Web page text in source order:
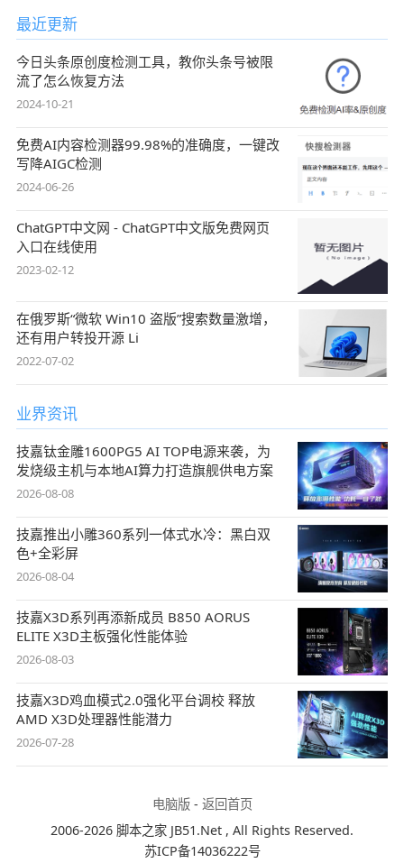
最近更新
今日头条原创度检测工具，教你头条号被限
流了怎么恢复方法
2024-10-21
免费AI内容检测器99.98%的准确度，一键改
写降AIGC检测
2024-06-26
ChatGPT中文网 - ChatGPT中文版免费网页
入口在线使用
2023-02-12
在俄罗斯“微软 Win10 盗版”搜索数量激增，
还有用户转投开源 Li
2022-07-02
业界资讯
技嘉钛金雕1600PG5 AI TOP电源来袭，为
发烧级主机与本地AI算力打造旗舰供电方案
2026-08-08
技嘉推出小雕360系列一体式水冷：黑白双
色+全彩屏
2026-08-04
技嘉X3D系列再添新成员 B850 AORUS
ELITE X3D主板强化性能体验
2026-08-03
技嘉X3D鸡血模式2.0强化平台调校 释放
AMD X3D处理器性能潜力
2026-07-28
电脑版- 返回首页
2006-2026 脚本之家 JB51.Net , All Rights Reserved.
苏ICP备14036222号